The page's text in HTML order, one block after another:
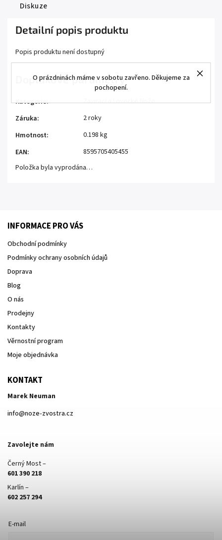
O prázdninách máme v sobotu zavřeno. Děkujeme za
pochopení.
Diskuze
Detailní popis produktu
Popis produktu není dostupný
Doplňkové parametry
Kategorie:
Zavírací a Lovecké Nože
Záruka:
2 roky
Hmotnost:
0.198 kg
EAN:
8595705405455
Položka byla vyprodána…
INFORMACE PRO VÁS
Obchodní podmínky
Podmínky ochrany osobních údajů
Doprava
Blog
O nás
Prodejny
Kontakty
Věrnostní program
Moje objednávka
KONTAKT
Marek Neuman
info@noze-zvostra.cz
Zavolejte nám
Černý Most –
601 390 218
Karlín –
602 257 294
E-mail